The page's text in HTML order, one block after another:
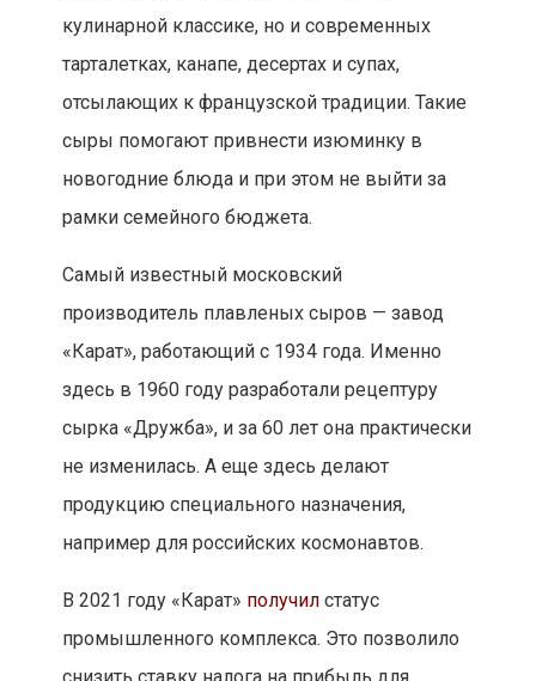
кулинарной классике, но и современных
тарталетках, канапе, десертах и супах,
отсылающих к французской традиции. Такие
сыры помогают привнести изюминку в
новогодние блюда и при этом не выйти за
рамки семейного бюджета.
Самый известный московский
производитель плавленых сыров — завод
«Карат», работающий с 1934 года. Именно
здесь в 1960 году разработали рецептуру
сырка «Дружба», и за 60 лет она практически
не изменилась. А еще здесь делают
продукцию специального назначения,
например для российских космонавтов.
В 2021 году «Карат» получилстатус
промышленного комплекса. Это позволило